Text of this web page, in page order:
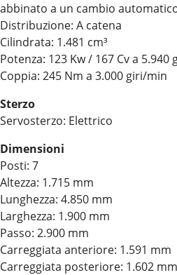
abbinato a un cambio
Distribuzione: A catena
Cilindrata: 1.481 cm³
Potenza: 123 Kw / 167 Cv a 5.940
Coppia: 245 Nm a 3.000 giri/min
Sterzo
Servosterzo: Elettrico
Dimensioni
Posti: 7
Altezza: 1.715 mm
Lunghezza: 4.850 mm
Larghezza: 1.900 mm
Passo: 2.900 mm
Carreggiata anteriore: 1.591 mm
Carreggiata posteriore: 1.602 mm